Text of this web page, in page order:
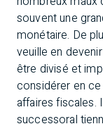
souvent une
monétaire. De
veuille en
être divisé et
considérer en
affaires fiscales.
successoral